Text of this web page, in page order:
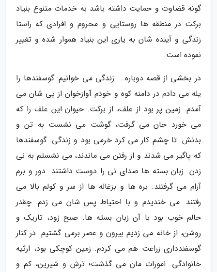
گونه قضاوت و حمایت داشته باشد به خدمات متنوع بنیاد
برکت در منطقه ها روستایی و محروم و افرادی که راستا
زندگی و آینده شان به یاری این بنیاد هموار شده و تغییر
نموده است.
در بخشی از قصه دوباره... زندگی می خوانیم: گوسفندها را
یله می دادم در دامنه کوه و خودم آوازخوان از پی شان می
آمدم. زمین پر بود از علف، از برکت. حیوان این علف را که
می خورد جان می گرفت، گوشت می نشست به تن و
بدنش. تا چشم کار می کرد خرمی بود و زندگی. گوسفندها
که پاگیر می شدند و از رفتن می ماندند، می نشستم به نی
زدن. زبان بسته ها صدای نی را دوست داشتند. دور و برم
آرام می گرفتند. بره ها و بزغاله ها از سر و کولم بالا می
رفتند. می خندیدم و با احتیاط پس شان می زدم. چقدر
حالم خوب بود با آن زبان بسته ها. صبح زود، تاریک و
روشن، از خانه می زدیم بیرون و عصر برمی گشتیم. در کنار
گوسفندداری زراعت هم می کردم. زمین کوچکی بود، ارثیه
خانوادگی. امورات مان می گذشت؛ ترش و شیرین، کم و